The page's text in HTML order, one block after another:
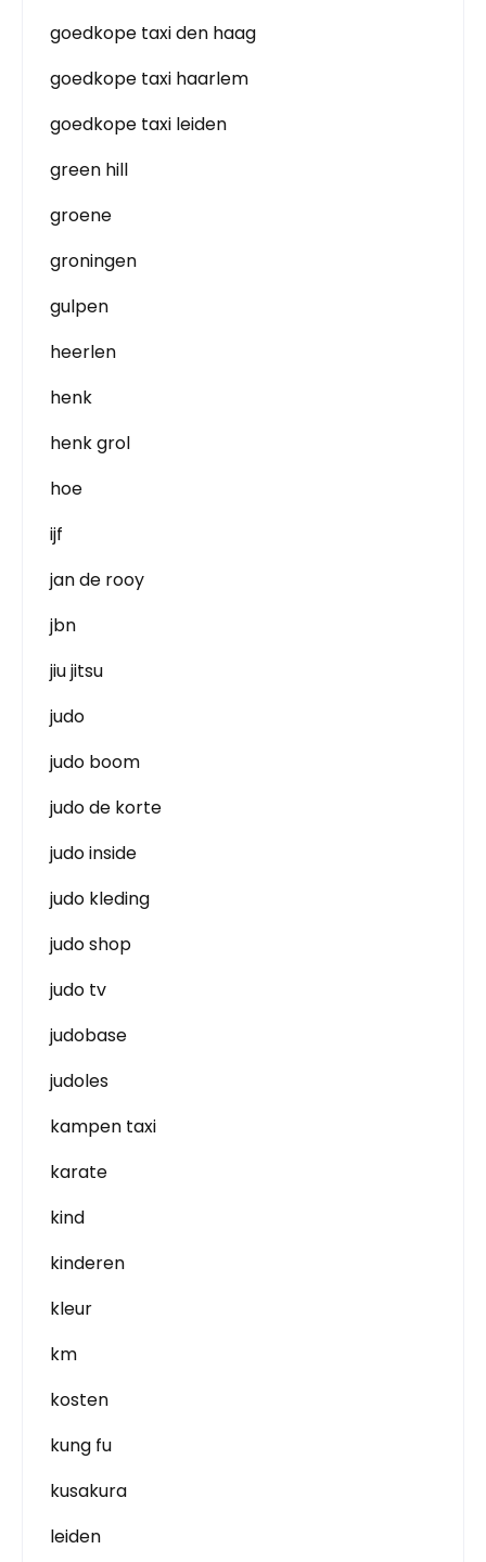
goedkope taxi den haag
goedkope taxi haarlem
goedkope taxi leiden
green hill
groene
groningen
gulpen
heerlen
henk
henk grol
hoe
ijf
jan de rooy
jbn
jiu jitsu
judo
judo boom
judo de korte
judo inside
judo kleding
judo shop
judo tv
judobase
judoles
kampen taxi
karate
kind
kinderen
kleur
km
kosten
kung fu
kusakura
leiden